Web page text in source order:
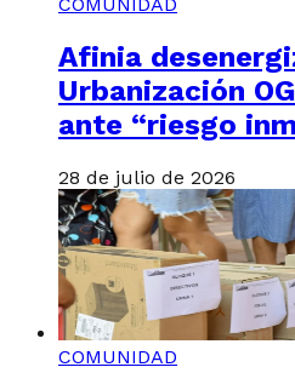
Afinia
Urbanización
ante “riesgo
28 de julio de 2026
COMUNIDAD